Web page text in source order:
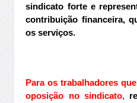
sindicato forte e
contribuição financeira,
os serviços.
Para os trabalhadores
oposição no sindicato,